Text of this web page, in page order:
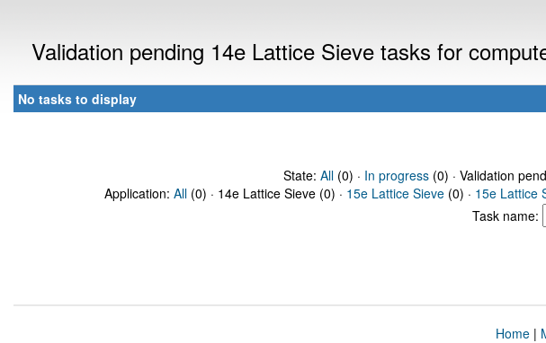
Validation pending 14e Lattice Sieve tasks for
No tasks to display
State: All(0) · In progress(0) · Validation
Application: All (0) · 14e Lattice Sieve (0) · 15e Lattice Sieve (0) · 15e Lattice
Task name:
Home|